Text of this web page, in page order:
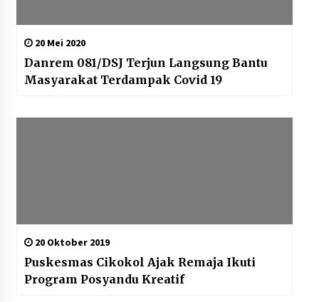
20 Mei 2020
Danrem 081/DSJ Terjun Langsung Bantu
Masyarakat Terdampak Covid 19
20 Oktober 2019
Puskesmas Cikokol Ajak Remaja Ikuti
Program Posyandu Kreatif